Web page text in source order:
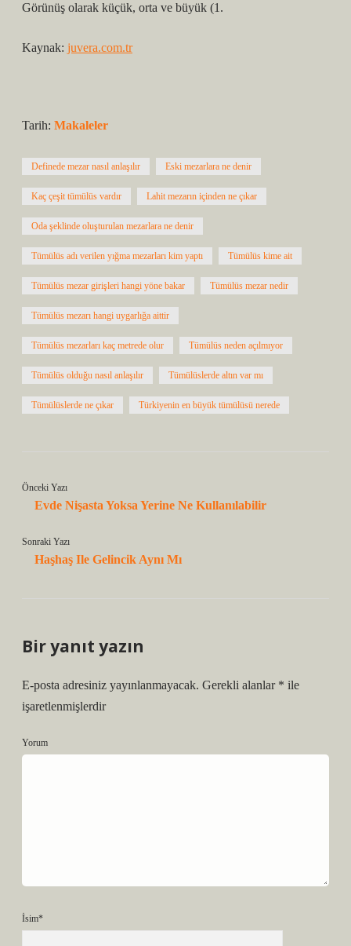
Görünüş olarak küçük, orta ve büyük (1.
Kaynak: juvera.com.tr
Tarih: Makaleler
Definede mezar nasıl anlaşılır Eski mezarlara ne denir
Kaç çeşit tümülüs vardır Lahit mezarın içinden ne çıkar
Oda şeklinde oluşturulan mezarlara ne denir
Tümülüs adı verilen yığma mezarları kim yaptı Tümülüs kime ait
Tümülüs mezar girişleri hangi yöne bakar Tümülüs mezar nedir
Tümülüs mezarı hangi uygarlığa aittir
Tümülüs mezarları kaç metrede olur Tümülüs neden açılmıyor
Tümülüs olduğu nasıl anlaşılır Tümülüslerde altın var mı
Tümülüslerde ne çıkar Türkiyenin en büyük tümülüsü nerede
Önceki Yazı
Evde Nişasta Yoksa Yerine Ne Kullanılabilir
Sonraki Yazı
Haşhaş Ile Gelincik Aynı Mı
Bir yanıt yazın
E-posta adresiniz yayınlanmayacak. Gerekli alanlar * ile
işaretlenmişlerdir
Yorum
İsim*